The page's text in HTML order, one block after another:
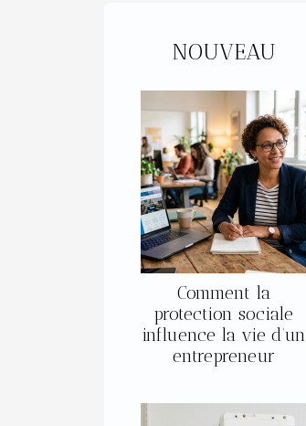
NOUVEAU
Comment la
protection sociale
influence la vie d’un
entrepreneur